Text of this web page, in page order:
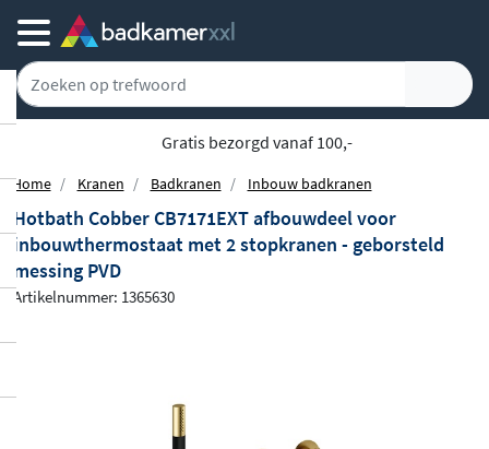
Gratis bezorgd vanaf 100,-
Home Kranen Badkranen Inbouw badkranen
Hotbath Cobber CB7171EXT afbouwdeel voor
inbouwthermostaat met 2 stopkranen - geborsteld
messing PVD
Artikelnummer: 1365630